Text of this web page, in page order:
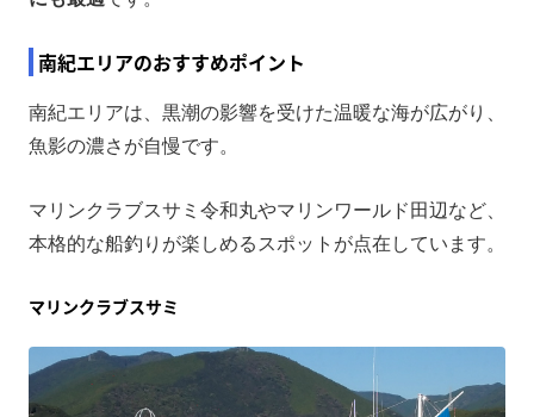
南紀エリアのおすすめポイント
南紀エリアは、黒潮の影響を受けた温暖な海が広がり、
魚影の濃さが自慢です。
マリンクラブスサミ令和丸やマリンワールド田辺など、
本格的な船釣りが楽しめるスポットが点在しています。
マリンクラブスサミ